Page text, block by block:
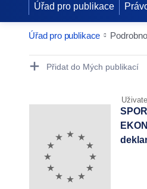
Úřad pro publikace
Úřad pro publikace
Publication Detail
Přidat do Mých publikací